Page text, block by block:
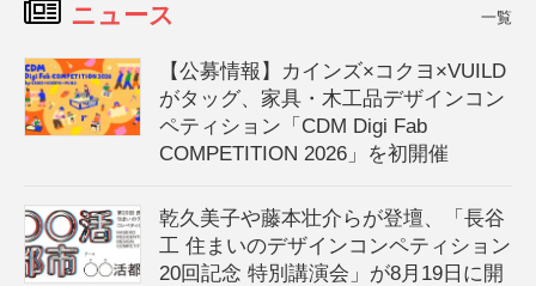
ニュース 一覧
【公募情報】カインズ×コクヨ×VUILD
がタッグ、家具・木工品デザインコン
ペティション「CDM Digi Fab
COMPETITION 2026」を初開催
乾久美子や藤本壮介らが登壇、「長谷
工 住まいのデザインコンペティション
20回記念 特別講演会」が8月19日に開